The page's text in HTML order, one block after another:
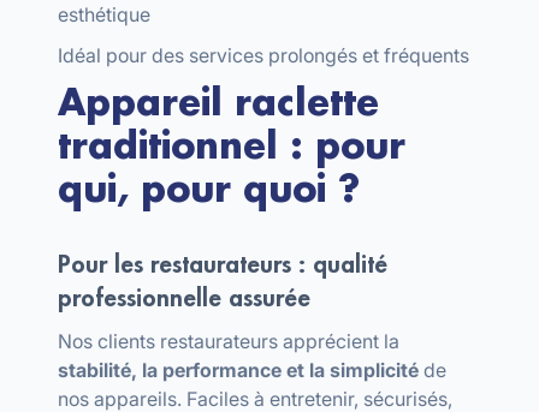
esthétique
Idéal pour des services prolongés et fréquents
Appareil raclette
traditionnel : pour
qui, pour quoi ?
Pour les restaurateurs : qualité
professionnelle assurée
Nos clients restaurateurs apprécient la
stabilité, la performance et la simplicité de
nos appareils. Faciles à entretenir, sécurisés,